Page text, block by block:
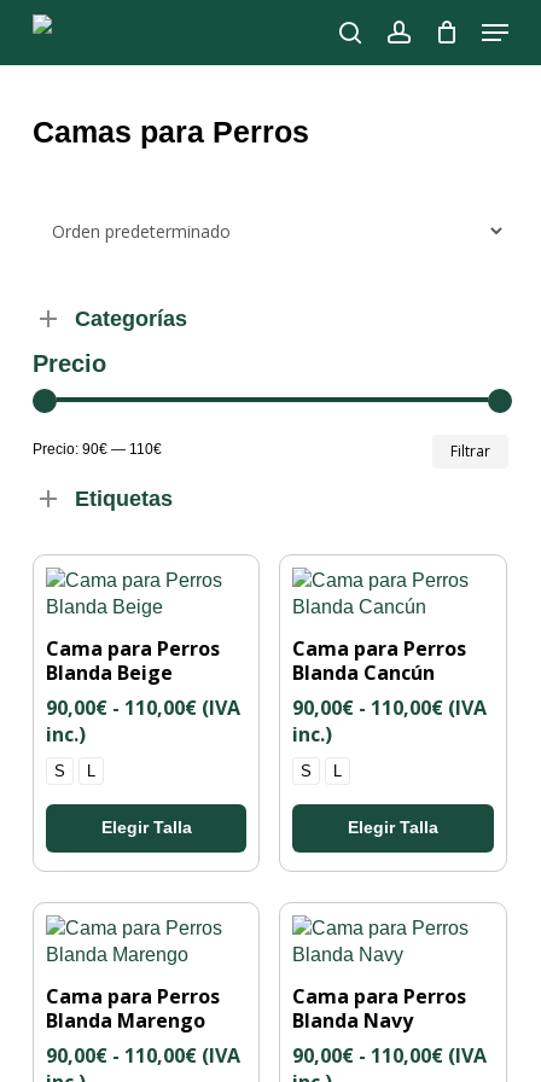
Skip
main
Menu
Camas para Perros
Categorías
Precio
Filtrar
Precio: 90€— 110€
Etiquetas
producto
tiene
múltiples
variantes.
Las
pueden
elegir
en
la
página
producto
Cama para Perros
Blanda Beige
90,00€ - 110,00€Rango
90,00€
110,00€
(IVA
inc.)
S L
Elegir Talla
producto
tiene
múltiples
variantes.
Las
pueden
elegir
en
la
página
producto
Cama para Perros
Blanda Cancún
90,00€ - 110,00€Rango
90,00€
110,00€
(IVA
inc.)
S L
Elegir Talla
producto
tiene
múltiples
Cama para Perros
Blanda Marengo
90,00€ - 110,00€Rango
(IVA
producto
tiene
múltiples
Cama para Perros
Blanda Navy
90,00€ - 110,00€Rango
(IVA
Close